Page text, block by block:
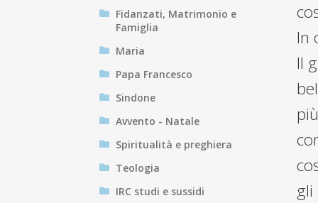
In
Il
gli
Fidanzati, Matrimonio e
Famiglia
Maria
Papa Francesco
Sindone
Avvento - Natale
Spiritualità e preghiera
Teologia
IRC studi e sussidi